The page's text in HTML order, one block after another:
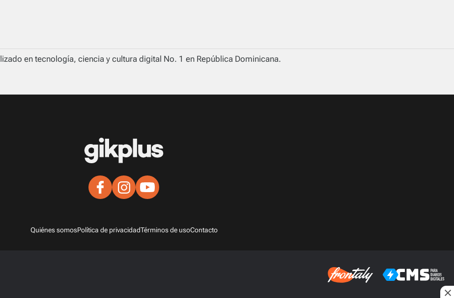
en tecnología, ciencia y cultura digital No. 1 en República Dominicana.
Quiénes somosPolítica de privacidadTérminos de usoContacto